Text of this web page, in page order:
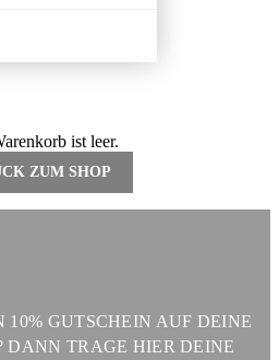
ist leer.
ZUM SHOP
10% GUTSCHEIN AUF DEINE
DANN TRAGE HIER DEINE